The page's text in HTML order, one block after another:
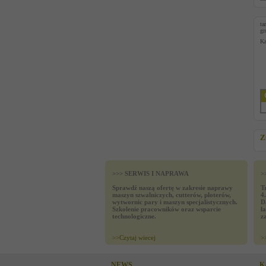
>>> SERWIS I NAPRAWA
Sprawdź naszą ofertę w zakresie naprawy
maszyn szwalniczych, cutterów, ploterów,
wytwornic pary i maszyn specjalistycznych.
Szkolenie pracowników oraz wsparcie
technologiczne.
>>Czytaj wiecej